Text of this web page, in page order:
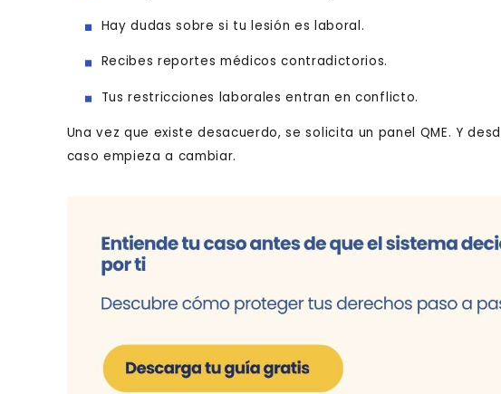
Hay dudas sobre si tu lesión es laboral.
Recibes reportes médicos contradictorios.
Tus restricciones laborales entran en conflicto.
Una vez que existe desacuerdo, se solicita un panel QME. Y
caso empieza a cambiar.